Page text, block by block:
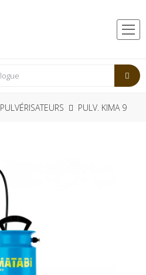
PULVÉRISATEURS PULV. KIMA 9